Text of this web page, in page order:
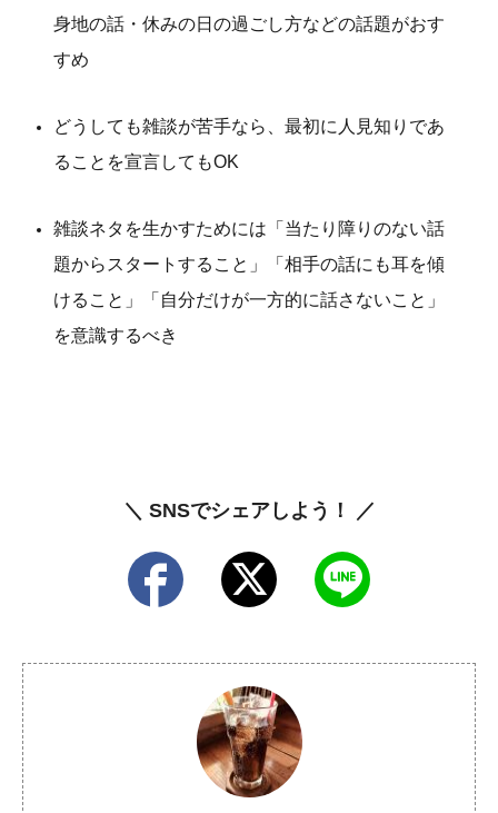
身地の話・休みの日の過ごし方などの話題がおす
すめ
どうしても雑談が苦手なら、最初に人見知りであ
ることを宣言してもOK
雑談ネタを生かすためには「当たり障りのない話
題からスタートすること」「相手の話にも耳を傾
けること」「自分だけが一方的に話さないこと」
を意識するべき
＼ SNSでシェアしよう！ ／